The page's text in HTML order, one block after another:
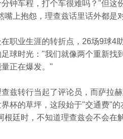
钟车程，打个车很难吗？"但这
上抱怨，理查兹话里话外都是
业生涯的转折点，26场9球4
球时光："我们就像两个重新找
正在爆发。"
转行当起了评论员，而萨拉赫
杯的草坪，这段始于"交通费"
根廷时，不知道理查兹会不会在